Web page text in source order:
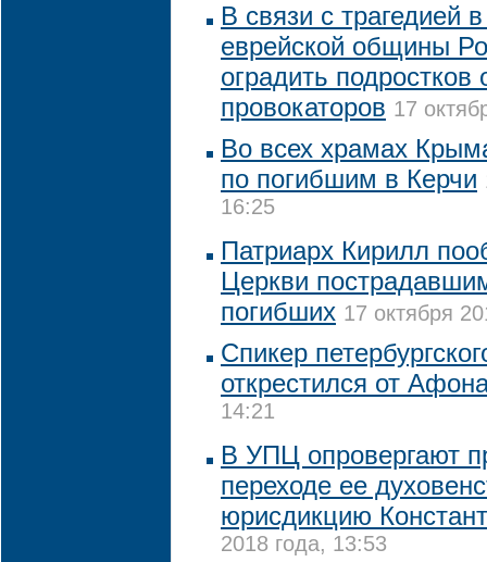
В связи с трагедией
еврейской общины
оградить подростков
провокаторов 17
Во всех храмах
по погибшим в Керчи
16:25
Патриарх Кирилл
Церкви
погибших 17 октября
Спикер
открестился от
14:21
В УПЦ опровергают
переходе ее
юрисдикцию
2018 года, 13:53